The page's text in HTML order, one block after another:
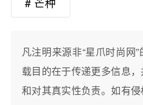
凡注明来源非“星爪时尚网
载目的在于传递更多信息
和对其真实性负责。如有